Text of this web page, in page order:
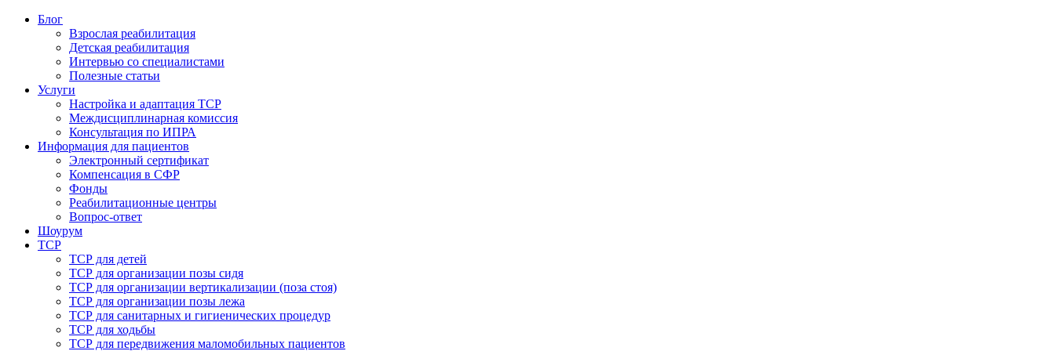
Блог
Взрослая реабилитация
Детская реабилитация
Интервью со специалистами
Полезные статьи
Услуги
Настройка и адаптация ТСР
Междисциплинарная комиссия
Консультация по ИПРА
Информация для пациентов
Электронный сертификат
Компенсация в СФР
Фонды
Реабилитационные центры
Вопрос-ответ
Шоурум
ТСР
ТСР для детей
ТСР для организации позы сидя
ТСР для организации вертикализации (поза стоя)
ТСР для организации позы лежа
ТСР для санитарных и гигиенических процедур
ТСР для ходьбы
ТСР для передвижения маломобильных пациентов